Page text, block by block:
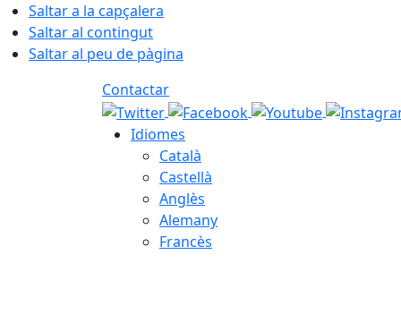
Saltar a la capçalera
Saltar al contingut
Saltar al peu de pàgina
Contactar
Idiomes
Català
Castellà
Anglès
Alemany
Francès